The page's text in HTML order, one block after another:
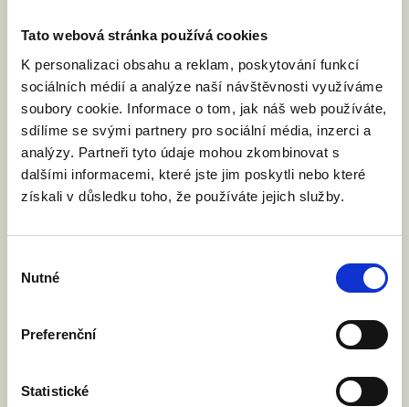
Tato webová stránka používá cookies
K personalizaci obsahu a reklam, poskytování funkcí
sociálních médií a analýze naší návštěvnosti využíváme
soubory cookie. Informace o tom, jak náš web používáte,
sdílíme se svými partnery pro sociální média, inzerci a
analýzy. Partneři tyto údaje mohou zkombinovat s
dalšími informacemi, které jste jim poskytli nebo které
získali v důsledku toho, že používáte jejich služby.
souhlasu
Nutné
Preferenční
Statistické
stovkám rodin s dětmi a
podpořit tak jejich zdravé
fungování.
Zrovnoprávnění sňatků
nikomu neublíží a hodně
lidem pomůže.
BEZ VÁS SE NEOBEJDEME